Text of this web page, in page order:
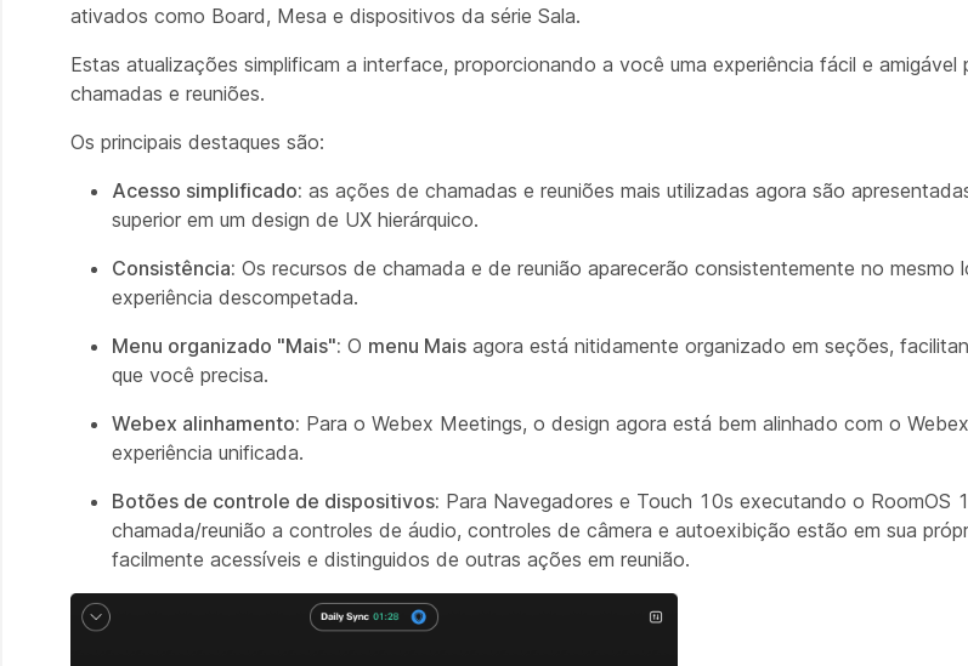
ativados como Board, Mesa e dispositivos da série Sala.
Estas atualizações simplificam a interface, proporcionando a você uma experiência fácil e amigável
chamadas e reuniões.
Os principais destaques são:
Acesso simplificado: as ações de chamadas e reuniões mais utilizadas agora são
superior em um design de UX hierárquico.
Consistência: Os recursos de chamada e de reunião aparecerão consistentemente no mesmo
experiência descompetada.
Menu organizado "Mais": O menu Mais agora está nitidamente organizado em seções,
que você precisa.
Webex alinhamento: Para o Webex Meetings, o design agora está bem alinhado com o
experiência unificada.
Botões de controle de dispositivos: Para Navegadores e Touch 10s executando o RoomOS
chamada/reunião a controles de áudio, controles de câmera e autoexibição estão em sua
facilmente acessíveis e distinguidos de outras ações em reunião.